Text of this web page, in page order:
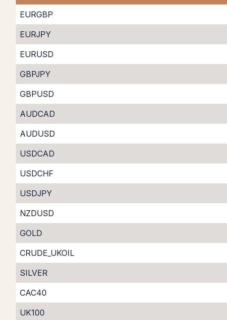
EURGBP
EURJPY
EURUSD
GBPJPY
GBPUSD
AUDCAD
AUDUSD
USDCAD
USDCHF
USDJPY
NZDUSD
GOLD
CRUDE_UKOIL
SILVER
CAC40
UK100